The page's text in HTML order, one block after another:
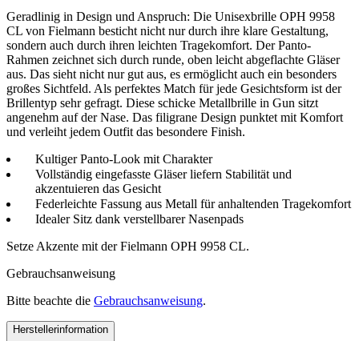
Geradlinig in Design und Anspruch: Die Unisexbrille OPH 9958
CL von Fielmann besticht nicht nur durch ihre klare Gestaltung,
sondern auch durch ihren leichten Tragekomfort. Der Panto-
Rahmen zeichnet sich durch runde, oben leicht abgeflachte Gläser
aus. Das sieht nicht nur gut aus, es ermöglicht auch ein besonders
großes Sichtfeld. Als perfektes Match für jede Gesichtsform ist der
Brillentyp sehr gefragt. Diese schicke Metallbrille in Gun sitzt
angenehm auf der Nase. Das filigrane Design punktet mit Komfort
und verleiht jedem Outfit das besondere Finish.
Kultiger Panto-Look mit Charakter
Vollständig eingefasste Gläser liefern Stabilität und
akzentuieren das Gesicht
Federleichte Fassung aus Metall für anhaltenden Tragekomfort
Idealer Sitz dank verstellbarer Nasenpads
Setze Akzente mit der Fielmann OPH 9958 CL.
Gebrauchsanweisung
Bitte beachte die Gebrauchsanweisung.
Herstellerinformation